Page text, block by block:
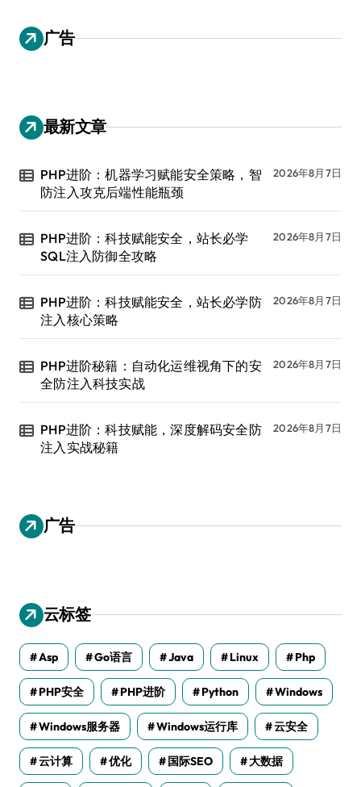
广告
最新文章
PHP进阶：机器学习赋能安全策略，智
防注入攻克后端性能瓶颈
2026年8月7日
PHP进阶：科技赋能安全，站长必学
SQL注入防御全攻略
2026年8月7日
PHP进阶：科技赋能安全，站长必学防
注入核心策略
2026年8月7日
PHP进阶秘籍：自动化运维视角下的安
全防注入科技实战
2026年8月7日
PHP进阶：科技赋能，深度解码安全防
注入实战秘籍
2026年8月7日
广告
云标签
Asp Go语言 Java Linux Php
PHP安全 PHP进阶 Python Windows
Windows服务器 Windows运行库 云安全
云计算 优化 国际SEO 大数据